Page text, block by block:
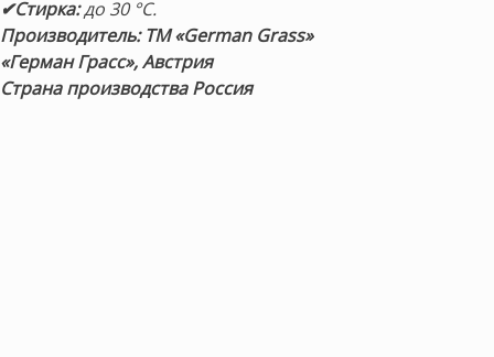
✔Стирка:до 30 °С.
Производитель: ТМ «German Grass»
«Герман Грасс», Австрия
Страна производства Россия